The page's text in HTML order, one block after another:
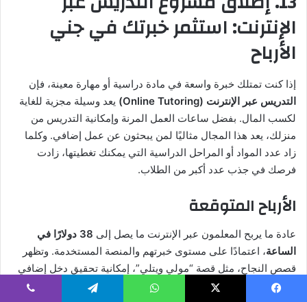
الإنترنت: استثمر خبرتك في جني
الأرباح
إذا كنت تمتلك خبرة واسعة في مادة دراسية أو مهارة معينة، فإن
التدريس عبر الإنترنت (Online Tutoring)
يعد وسيلة مجزية للغاية
لكسب المال. بفضل ساعات العمل المرنة وإمكانية التدريس من
منزلك، يعد هذا المجال مثاليًا لمن يبحثون عن عمل إضافي. وكلما
زاد عدد المواد أو المراحل الدراسية التي يمكنك تغطيتها، زادت
فرصك في جذب عدد أكبر من الطلاب.
الأرباح المتوقعة
عادة ما يربح المعلمون عبر الإنترنت ما يصل إلى
38 دولارًا في
الساعة، اعتمادًا على مستوى خبرتهم والمنصة المستخدمة. وتظهر
قصص النجاح، مثل قصة “مولي ويتلي”، إمكانية تحقيق دخل إضافي
يتجاوز